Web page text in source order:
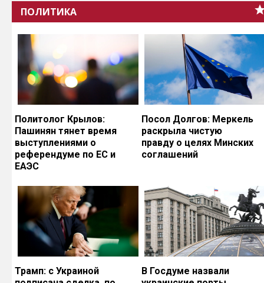
ПОЛИТИКА
Политолог Крылов:
Пашинян тянет время
выступлениями о
референдуме по ЕС и
ЕАЭС
Посол Долгов: Меркель
раскрыла чистую
правду о целях Минских
соглашений
Трамп: с Украиной
В Госдуме назвали